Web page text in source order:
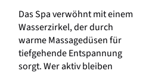
Das Spa verwöhnt mit einem
Wasserzirkel, der durch
warme Massagedüsen für
tiefgehende Entspannung
sorgt. Wer aktiv bleiben